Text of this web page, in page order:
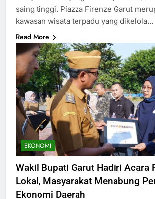
saing tinggi. Piazza Firenze Garut
kawasan wisata terpadu yang dikelola…
Read More
EKONOMI
Wakil Bupati Garut Hadiri Acara
Lokal, Masyarakat Menabung
Ekonomi Daerah